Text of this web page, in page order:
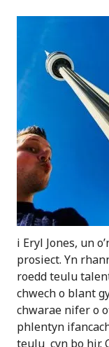
i Eryl Jones, un
prosiect. Yn
roedd teulu
chwech o blant
chwarae nifer o
phlentyn
teulu cyn bo hir.